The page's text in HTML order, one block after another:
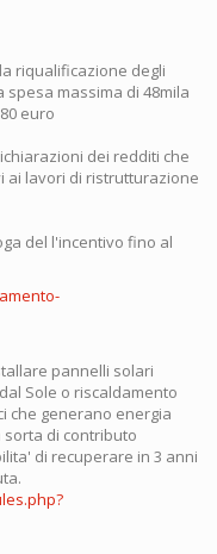
riqualificazione degli
spesa massima di 48mila
euro
dei redditi che
ai lavori di ristrutturazione
del l'incentivo fino al
pannelli solari
Sole o riscaldamento
che generano energia
sorta di contributo
di recuperare in 3 anni